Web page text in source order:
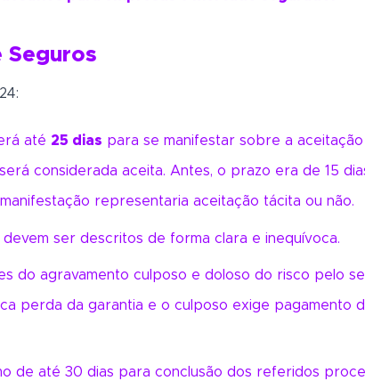
Seguros
até 25 dias para se manifestar sobre a
considerada aceita. Antes, o prazo era de 15
representaria aceitação tácita ou não.
ser descritos de forma clara e inequívoca.
do agravamento culposo e doloso do risco pelo
perda da garantia e o culposo exige pagamento
de até 30 dias para conclusão dos referidos